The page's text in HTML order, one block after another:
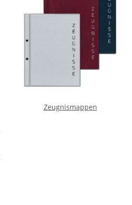
Zeugnismappen